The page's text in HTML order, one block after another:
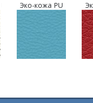
Эко-кожа PU